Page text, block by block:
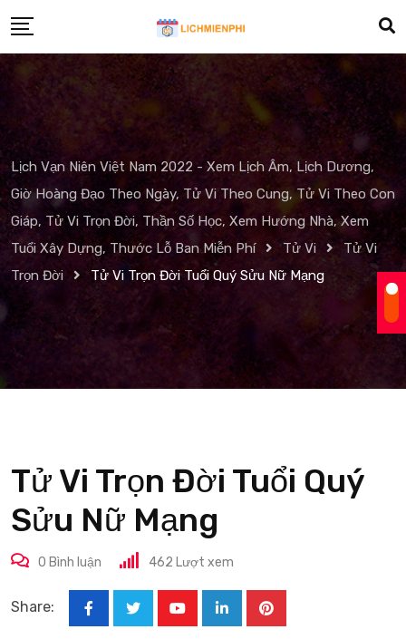
to
content
Lịch Vạn Niên Việt Nam 2022 - Xem Lịch Âm, Lịch Dương,
Giờ Hoàng Đạo Theo Ngày, Tử Vi Theo Cung, Tử Vi Theo Con
Giáp, Tử Vi Trọn Đời, Thần Số Học, Xem Hướng Nhà, Xem
Tuổi Xây Dựng, Thước Lỗ Ban Miễn Phí
Tử Vi
Tử Vi
Trọn Đời
Tử Vi Trọn Đời Tuổi Quý Sửu Nữ Mạng
Tử Vi Trọn Đời Tuổi Quý
Sửu Nữ Mạng
0 Bình luận 462 Lượt xem
Share:
LinkedInPinterest